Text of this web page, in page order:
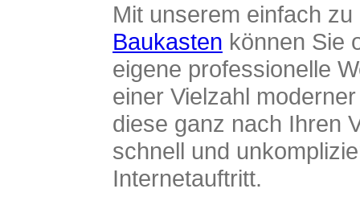
Mit unserem einfach
Baukasten können Sie
eigene professionelle
einer Vielzahl
diese ganz nach Ihren
schnell und
Internetauftritt.